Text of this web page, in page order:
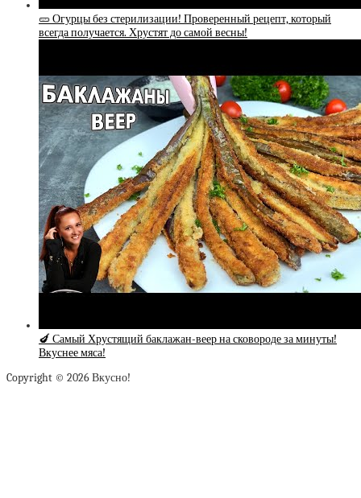
🥒 Огурцы без стерилизации! Проверенный рецепт, который
всегда получается. Хрустят до самой весны!
🍆 Самый Хрустящий баклажан-веер на сковороде за минуты!
Вкуснее мяса!
Copyright © 2026 Вкусно!